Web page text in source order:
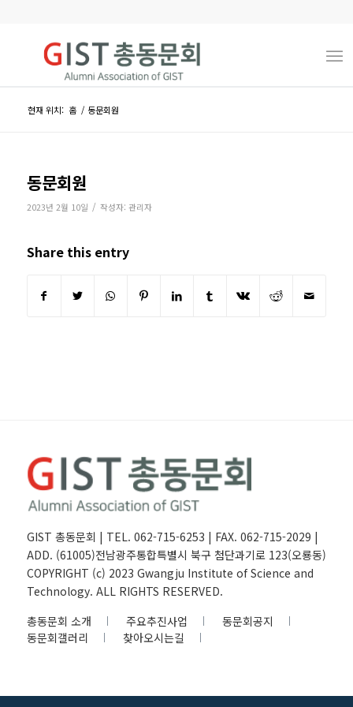
현재 위치: 홈 / 동문회원
동문회원
2023년 2월 10일 / 작성자: 관리자
Share this entry
GIST 총동문회 | TEL. 062-715-6253 | FAX. 062-715-2029 |
ADD. (61005)전남광주통합특별시 북구 첨단과기로 123(오룡동)
COPYRIGHT (c) 2023 Gwangju Institute of Science and
Technology. ALL RIGHTS RESERVED.
총동문회 소개
주요추진사업
동문회공지
동문회갤러리
찾아오시는길